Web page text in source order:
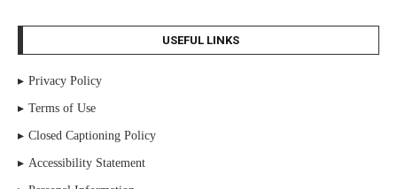
USEFUL LINKS
Privacy Policy
Terms of Use
Closed Captioning Policy
Accessibility Statement